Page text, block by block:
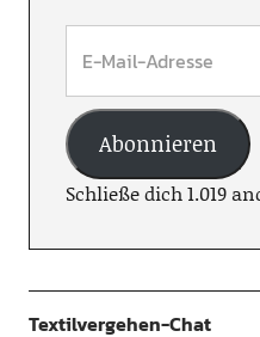
Abonnieren
Schließe dich 1.019
Textilvergehen-Chat